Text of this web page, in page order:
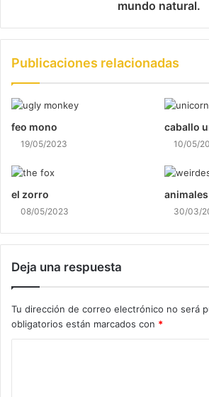
mundo natural.
Publicaciones relacionadas
feo mono
19/05/2023
caballo
10/05/
el zorro
08/05/2023 30/03/
Deja una respuesta
Tu dirección de correo electrónico no será
obligatorios están marcados con *